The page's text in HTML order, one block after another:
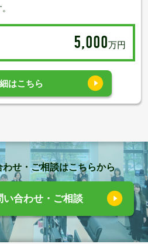
5,000万円
はこちら
せ・ご相談はこちらから
合わせ・ご相談